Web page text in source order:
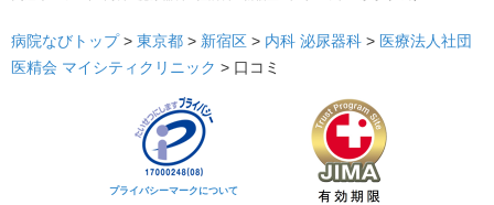
病院なびトップ > 東京都 > 新宿区 > 内科 泌尿器科 > 医療法人社団
医精会 マイシティクリニック > 口コミ
プライバシーマークについて